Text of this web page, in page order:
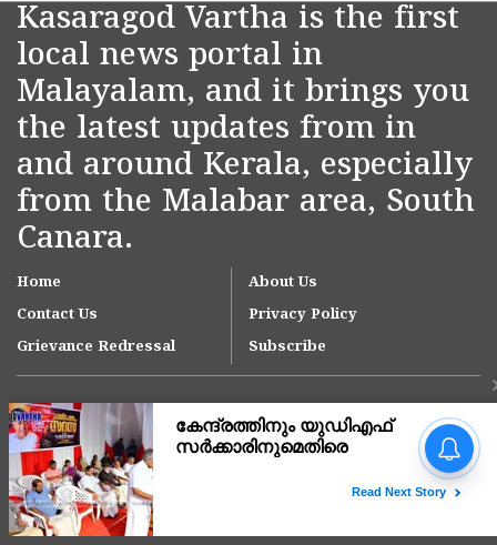
Kasaragod Vartha is the first
local news portal in
Malayalam, and it brings you
the latest updates from in
and around Kerala, especially
from the Malabar area, South
Canara.
Home
About Us
Contact Us
Privacy Policy
Grievance Redressal
Subscribe
Copyright © 2007-
'ഇന്ത്യയിലെ ഏറ്റവും വലിയ
മൂന്ന് ആശുപത്രി
ആസ്റ്റർ ഡിഎം ക്വാളിറ്റി
ആശുപത്രിക്ക് സുപ്രധാന